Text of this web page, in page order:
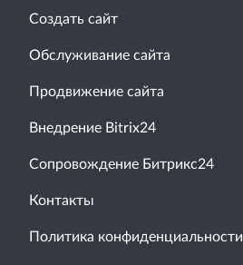
Создать сайт
Обслуживание сайта
Продвижение сайта
Внедрение Bitrix24
Сопровождение Битрикс24
Контакты
Политика конфиденциальности